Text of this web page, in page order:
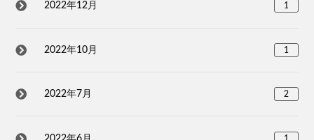
2022年12月 1
2022年10月 1
2022年7月 2
1